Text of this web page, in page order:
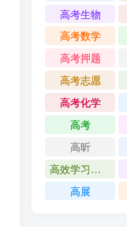
高考生物
高考数学
高考押题
高考志愿
高考化学
高考
高昕
高效学习方法课
高展